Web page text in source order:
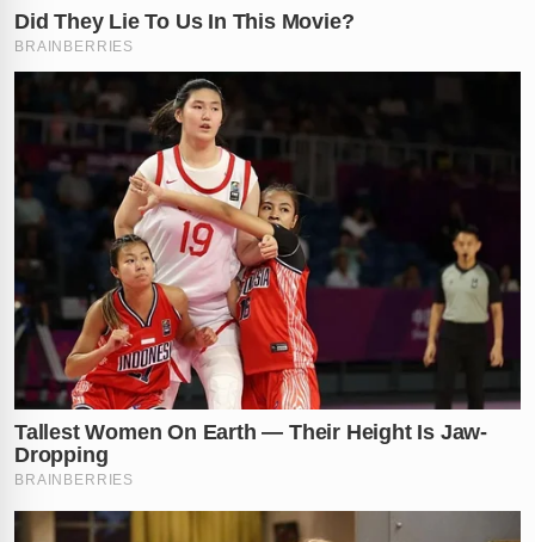
A localização exata do evento gera um alerta vermelho
para as autoridades brasileiras, visto que
está situada a aproximadamente
quilômetros de Pacaraima
, município brasileiro
localizado na fronteira norte. Essa proximidade
geográfica ressalta o perigo iminente que a facção
representava não apenas para a Venezuela, mas para
a segurança e estabilidade de toda a região amazônica
e das nações vizinhas que enfrentam os reflexos da
criminalidade transfronteiriça.
Com a queda definitiva de seu principal pilar, o
Aragua entra agora em um vácuo de poder que pode
desestabilizar suas operações globais. A facção
ganhou triste notoriedade internacional nos últimos
anos ao expandir seus tentáculos de forma agressiva